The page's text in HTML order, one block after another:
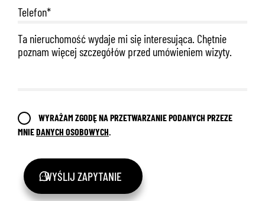
WYRAŻAM ZGODĘ NA PRZETWARZANIE PODANYCH PRZEZE
MNIEDANYCH OSOBOWYCH
WYŚLIJ ZAPYTANIE